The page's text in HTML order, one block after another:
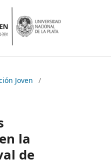
Joven
/
la
de